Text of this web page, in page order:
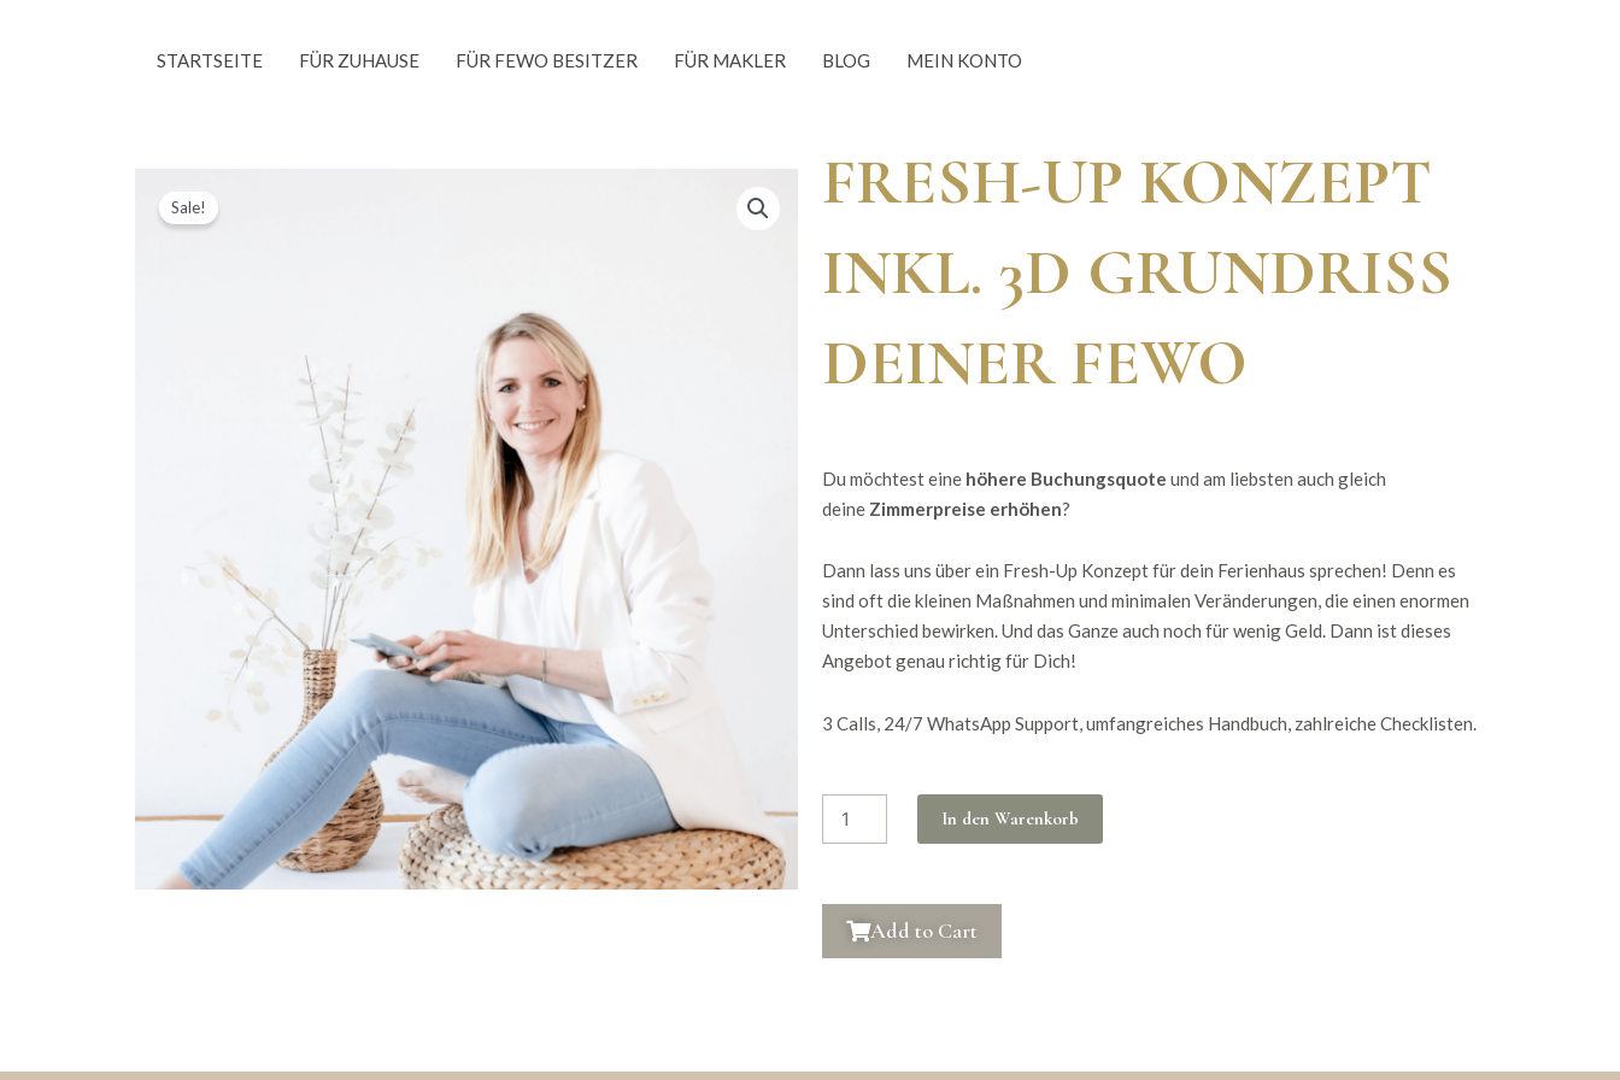
STARTSEITE FÜR ZUHAUSE FÜR FEWO BESITZER FÜR MAKLER BLOG MEIN KONTO
Sale!
FRESH-UP KONZEPT
INKL. 3D GRUNDRISS
DEINER FEWO
Du möchtest eine höhere Buchungsquote und am liebsten auch gleich
deine Zimmerpreise erhöhen?
Dann lass uns über ein Fresh-Up Konzept für dein Ferienhaus sprechen! Denn es
sind oft die kleinen Maßnahmen und minimalen Veränderungen, die einen enormen
Unterschied bewirken. Und das Ganze auch noch für wenig Geld. Dann ist dieses
Angebot genau richtig für Dich!
3 Calls, 24/7 WhatsApp Support, umfangreiches Handbuch, zahlreiche Checklisten.
Fresh-
Up
Grundriss
In den Warenkorb
Add to Cart